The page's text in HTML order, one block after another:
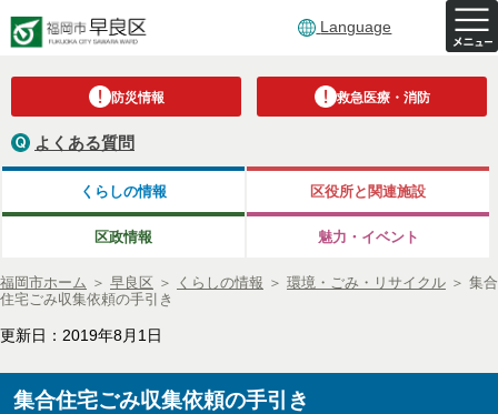
Language
防災情報 救急医療・消防
よくある質問
くらしの情報 区役所と関連施設
区政情報 魅力・イベント
福岡市ホーム ＞ 早良区 ＞ くらしの情報 ＞ 環境・ごみ・リサイクル ＞ 集合
住宅ごみ収集依頼の手引き
更新日：2019年8月1日
集合住宅ごみ収集依頼の手引き